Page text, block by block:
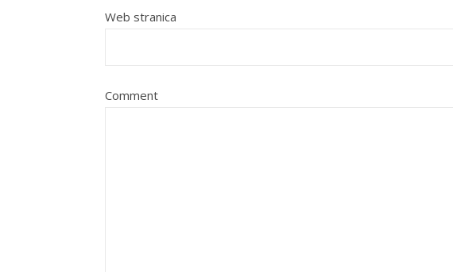
Web stranica
Comment